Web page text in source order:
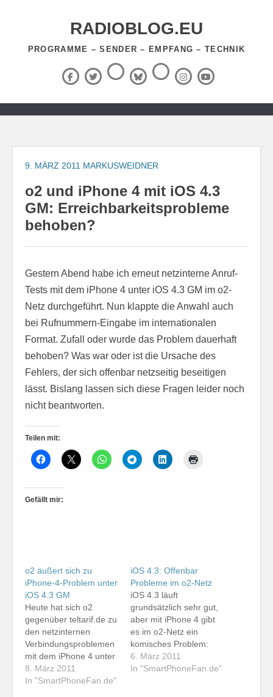
RADIOBLOG.EU
PROGRAMME – SENDER – EMPFANG – TECHNIK
Facebook
X
(Twitter)
ThreadsBlueSky
RSS-
Feed InstagramYouTube
Zum
springen
9. MÄRZ 2011 MARKUSWEIDNER
o2 und iPhone 4 mit iOS 4.3
GM: Erreichbarkeitsprobleme
behoben?
Gestern Abend habe ich erneut netzinterne Anruf-
Tests mit dem iPhone 4 unter iOS 4.3 GM im o2-
Netz durchgeführt. Nun klappte die Anwahl auch
bei Rufnummern-Eingabe im internationalen
Format. Zufall oder wurde das Problem dauerhaft
behoben? Was war oder ist die Ursache des
Fehlers, der sich offenbar netzseitig beseitigen
lässt. Bislang lassen sich diese Fragen leider noch
nicht beantworten.
Teilen mit:
Gefällt mir:
o2 äußert sich zu
iPhone-4-Problem unter
iOS 4.3 GM
Heute hat sich o2
gegenüber teltarif.de zu
den netzinternen
Verbindungsproblemen
mit dem iPhone 4 unter
Verwendung der
Golden Master Version
8. März 2011
In "SmartPhoneFan.de"
iOS 4.3: Offenbar
Probleme im o2-Netz
iOS 4.3 läuft
grundsätzlich sehr gut,
aber mit iPhone 4 gibt
es im o2-Netz ein
komisches Problem:
Wähle ich eine
netzinterne Rufnummer
6. März 2011
In "SmartPhoneFan.de"